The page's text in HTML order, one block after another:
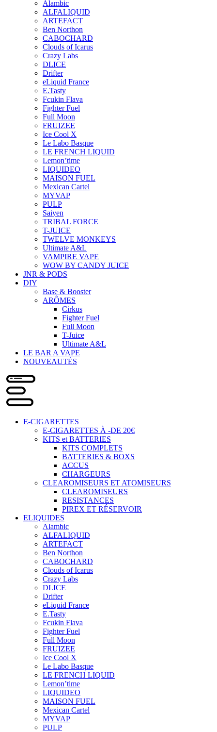
Alambic
ALFALIQUID
ARTEFACT
Ben Northon
CABOCHARD
Clouds of Icarus
Crazy Labs
DLICE
Drifter
eLiquid France
E.Tasty
Fcukin Flava
Fighter Fuel
Full Moon
FRUIZEE
Ice Cool X
Le Labo Basque
LE FRENCH LIQUID
Lemon’time
LIQUIDEO
MAISON FUEL
Mexican Cartel
MYVAP
PULP
Saiyen
TRIBAL FORCE
T-JUICE
TWELVE MONKEYS
Ultimate A&L
VAMPIRE VAPE
WOW BY CANDY JUICE
JNR & PODS
DIY
Base & Booster
ARÔMES
Cirkus
Fighter Fuel
Full Moon
T-Juice
Ultimate A&L
LE BAR A VAPE
NOUVEAUTÉS
E-CIGARETTES
E-CIGARETTES À -DE 20€
KITS et BATTERIES
KITS COMPLETS
BATTERIES & BOXS
ACCUS
CHARGEURS
CLEAROMISEURS ET ATOMISEURS
CLEAROMISEURS
RESISTANCES
PIREX ET RÉSERVOIR
ELIQUIDES
Alambic
ALFALIQUID
ARTEFACT
Ben Northon
CABOCHARD
Clouds of Icarus
Crazy Labs
DLICE
Drifter
eLiquid France
E.Tasty
Fcukin Flava
Fighter Fuel
Full Moon
FRUIZEE
Ice Cool X
Le Labo Basque
LE FRENCH LIQUID
Lemon’time
LIQUIDEO
MAISON FUEL
Mexican Cartel
MYVAP
PULP